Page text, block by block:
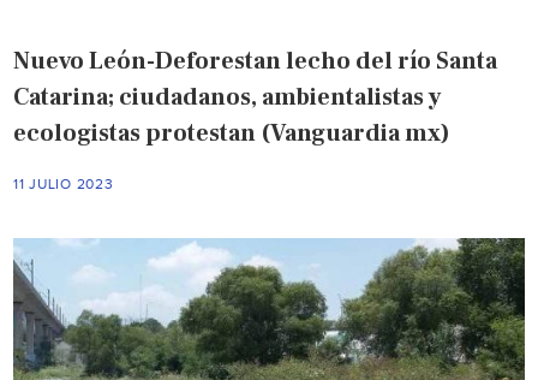
Nuevo León-Deforestan lecho del río Santa
Catarina; ciudadanos, ambientalistas y
ecologistas protestan (Vanguardia mx)
11 JULIO 2023